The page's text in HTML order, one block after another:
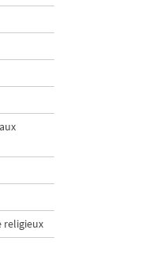
religieux